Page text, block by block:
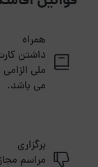
همراه
داشتن
ملی الزامی
می باشد.
برگزاری
مراسم